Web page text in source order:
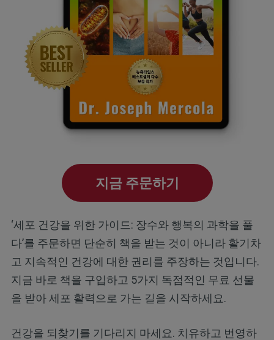
지금 주문하기
‘세포 건강을 위한 가이드: 장수와 행복의 과학을 풀
다’를 주문하면 단순히 책을 받는 것이 아니라 활기차
고 지속적인 건강에 대한 권리를 주장하는 것입니다.
지금 바로 책을 구입하고 5가지 독점적인 무료 선물
을 받아 세포 활력으로 가는 길을 시작하세요.
건강을 되찾기를 기다리지 마세요. 치유하고 번영하